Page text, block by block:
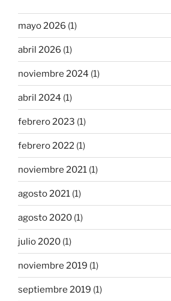
mayo 2026 (1)
abril 2026 (1)
noviembre 2024 (1)
abril 2024 (1)
febrero 2023 (1)
febrero 2022 (1)
noviembre 2021 (1)
agosto 2021 (1)
agosto 2020 (1)
julio 2020 (1)
noviembre 2019 (1)
septiembre 2019 (1)